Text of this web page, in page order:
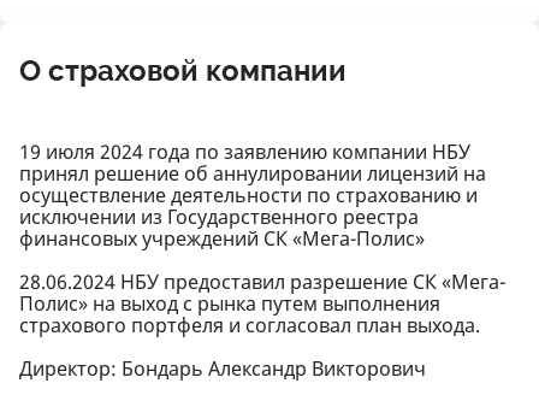
О страховой компании
19 июля 2024 года по заявлению компании НБУ
принял решение об аннулировании лицензий на
осуществление деятельности по страхованию и
исключении из Государственного реестра
финансовых учреждений СК «Мега-Полис»
28.06.2024 НБУ предоставил разрешение СК «Мега-
Полис» на выход с рынка путем выполнения
страхового портфеля и согласовал план выхода.
Директор: Бондарь Александр Викторович